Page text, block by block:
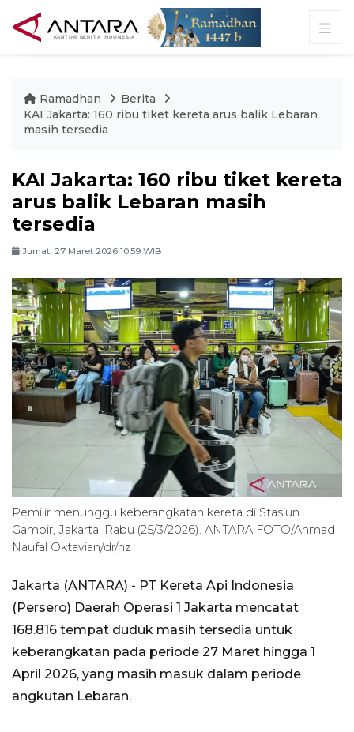
Ramadhan
Berita
KAI Jakarta: 160 ribu tiket kereta arus balik Lebaran
masih tersedia
KAI Jakarta: 160 ribu tiket kereta
arus balik Lebaran masih
tersedia
Jumat, 27 Maret 2026 10:59 WIB
Pemilir menunggu keberangkatan kereta di Stasiun
Gambir, Jakarta, Rabu (25/3/2026). ANTARA FOTO/Ahmad
Naufal Oktavian/dr/nz
Jakarta (ANTARA) - PT Kereta Api Indonesia
(Persero) Daerah Operasi 1 Jakarta mencatat
168.816 tempat duduk masih tersedia untuk
keberangkatan pada periode 27 Maret hingga 1
April 2026, yang masih masuk dalam periode
angkutan Lebaran.